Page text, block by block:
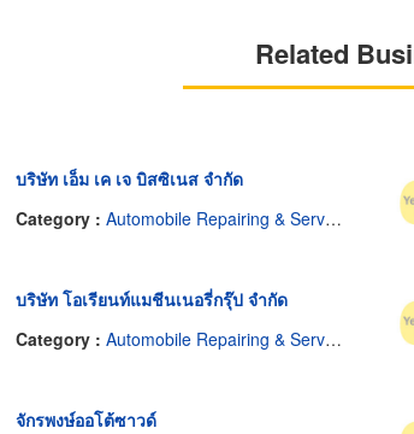
Related
บริษัท เอ็ม เค เจ บิสซิเนส จำกัด
Category : Automobile Repairing & Service-Equipment & Supplies
บริษัท โอเรียนท์แมชีนเนอรี่กรุ๊ป จำกัด
Category : Automobile Repairing & Service-Equipment & Supplies
จักรพงษ์ออโต้ซาวด์